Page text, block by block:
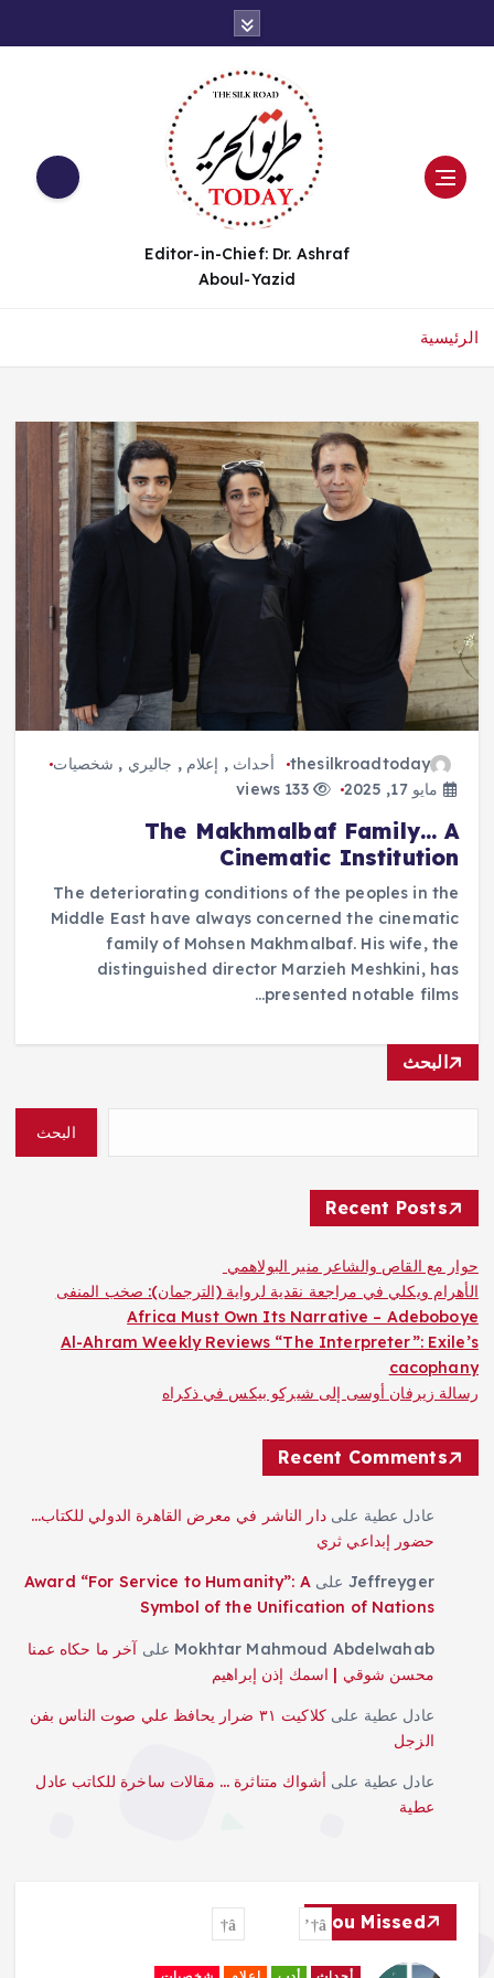
ت
Editor-in-Chief: Dr. Ashraf
Aboul-Yazid
الرئيسية
thesilkroadtoday أحداث , إعلام , جاليري , شخصيات
مايو 17, 2025
133 views
The Makhmalbaf Family… A
Cinematic Institution
The deteriorating conditions of the peoples in the
Middle East have always concerned the cinematic
family of Mohsen Makhmalbaf. His wife, the
distinguished director Marzieh Meshkini, has
presented notable films…
البحث
البحث
Recent Posts
حوار مع القاص والشاعر منير البولاهمي
الأهرام ويكلي في مراجعة نقدية لرواية (الترجمان): صخب المنفى
Africa Must Own Its Narrative – Adeboboye
Al-Ahram Weekly Reviews “The Interpreter”: Exile’s
cacophany
رسالة زيرفان أوسى إلى شيركو بيكس في ذكراه
Recent Comments
عادل عطية علىدار الناشر في معرض القاهرة الدولي للكتاب…
حضور إبداعي ثري
Jeffreyger علىAward “For Service to Humanity”: A
Symbol of the Unification of Nations
Mokhtar Mahmoud Abdelwahab على آخر ما حكاه عمنا
محسن شوقي | اسمك إذن إبراهيم
عادل عطية على
كلاكيت ٣١ ضرار يحافظ علي صوت الناس بفن
الزجل
عادل عطية على أشواك متناثرة … مقالات ساخرة للكاتب عادل
عطية
You Missed